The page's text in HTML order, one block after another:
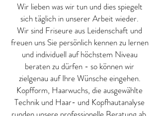
Wir lieben was wir tun und dies spiegelt
sich täglich in unserer Arbeit wieder.
Wir sind Friseure aus Leidenschaft und
freuen uns Sie persönlich kennen zu lernen
und individuell auf höchstem Niveau
beraten zu dürfen - so können wir
zielgenau auf Ihre Wünsche eingehen.
Kopfform, Haarwuchs, die ausgewählte
Technik und Haar- und Kopfhautanalyse